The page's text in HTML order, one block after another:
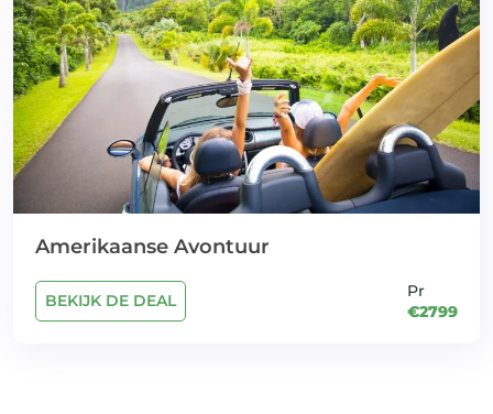
Amerikaanse Avontuur
BEKIJK DE DEAL
Pr
€2799